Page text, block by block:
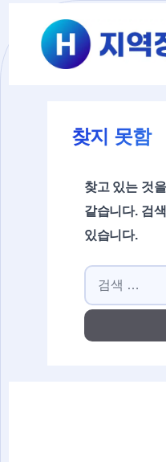
건너뛰기
찾지 못함
찾고 있는 것
같습니다. 검
있습니다.
검색: